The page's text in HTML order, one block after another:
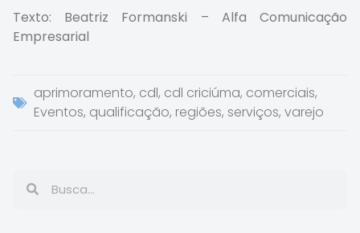
Texto: Beatriz Formanski – Alfa Comunicação
Empresarial
aprimoramento, cdl, cdl criciúma, comerciais,
Eventos, qualificação, regiões, serviços, varejo